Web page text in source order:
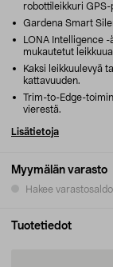
Myymälän varasto
Hakee
robottileikkuri GPS-
Gardena Smart
LONA Intelligence
mukautetut
Kaksi leikkuulevyä
kattavuuden.
Trim-to-Edge-
vierestä.
Lisätietoja
Tuotetiedot